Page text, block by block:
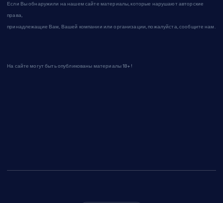
Если Вы обнаружили на нашем сайте материалы, которые нарушают авторские
права,
принадлежащие Вам, Вашей компании или организации, пожалуйста, сообщите нам.
На сайте могут быть опубликованы материалы 18+!